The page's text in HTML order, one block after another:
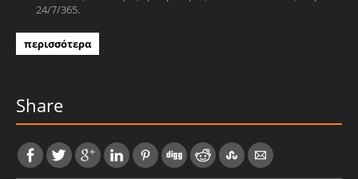
24/7/365.
περισσότερα
Share